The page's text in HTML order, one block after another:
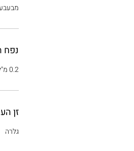
נפח
0.2 מ"ל
זן
גלרה